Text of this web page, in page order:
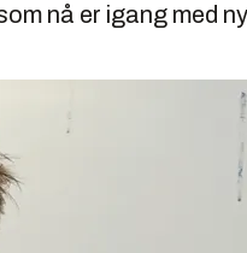
nå er igang med